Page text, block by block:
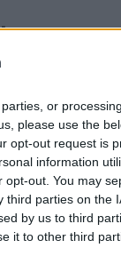
or
please use the
opt-out request is
information
out. You may
parties on the
by us to third
it to other third